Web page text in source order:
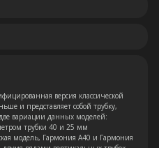
версия классической
и представляет собой трубку,
вариации данных моделей:
трубки 40 и 25 мм
модель, Гармония А40 и Гармония